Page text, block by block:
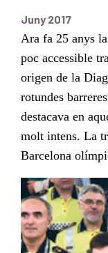
Juny 2017
Ara fa 25 anys
poc accessible
origen de la
rotundes
destacava en
molt intens. La
Barcelona